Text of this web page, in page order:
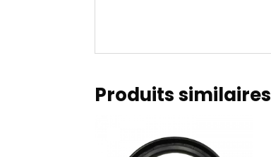
Produits similaires